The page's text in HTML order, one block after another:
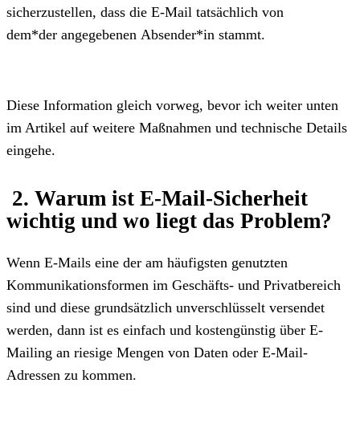
sicherzustellen, dass die E-Mail tatsächlich von
dem*der angegebenen Absender*in stammt.
Diese Information gleich vorweg, bevor ich weiter unten
im Artikel auf weitere Maßnahmen und technische Details
eingehe.
2. Warum ist E-Mail-Sicherheit
wichtig und wo liegt das Problem?
Wenn E-Mails eine der am häufigsten genutzten
Kommunikationsformen im Geschäfts- und Privatbereich
sind und diese grundsätzlich unverschlüsselt versendet
werden, dann ist es einfach und kostengünstig über E-
Mailing an riesige Mengen von Daten oder E-Mail-
Adressen zu kommen.